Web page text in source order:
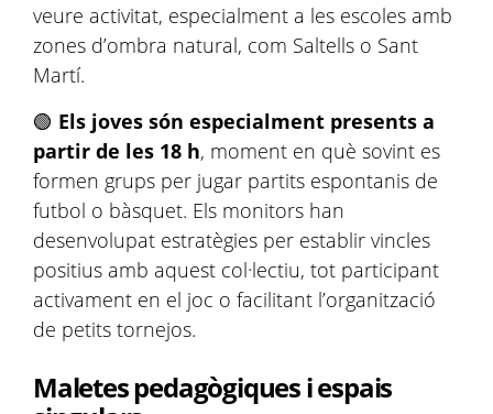
veure activitat, especialment a les escoles amb
zones d’ombra natural, com Saltells o Sant
Martí.
🟢 Els joves són especialment presents a
partir de les 18 h, moment en què sovint es
formen grups per jugar partits espontanis de
futbol o bàsquet. Els monitors han
desenvolupat estratègies per establir vincles
positius amb aquest col·lectiu, tot participant
activament en el joc o facilitant l’organització
de petits tornejos.
Maletes pedagògiques i espais